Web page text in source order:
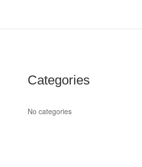
Categories
No categories